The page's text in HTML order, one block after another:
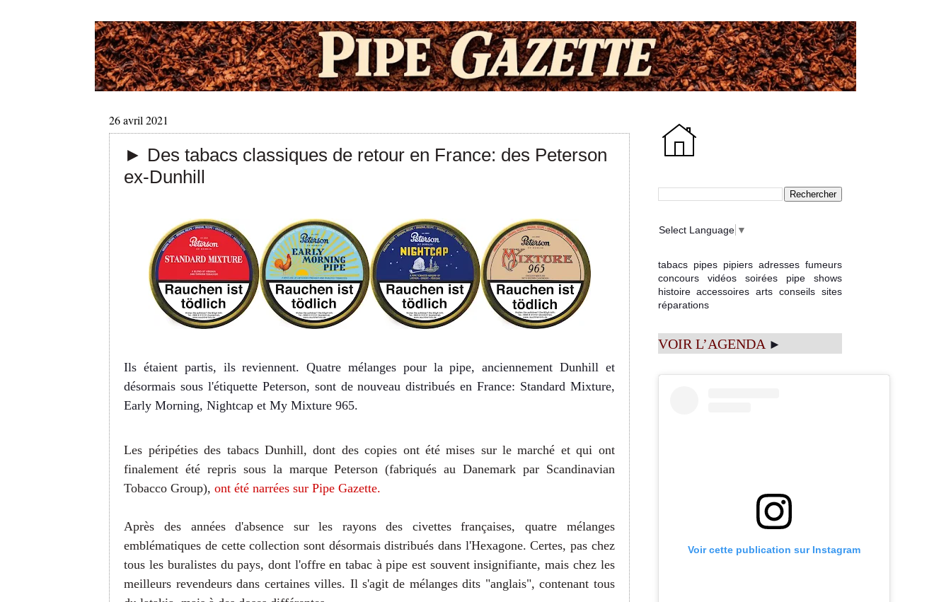
26 avril 2021
► Des tabacs classiques de retour en France: des Peterson
ex-Dunhill
Ils étaient partis, ils reviennent. Quatre mélanges pour la pipe, anciennement Dunhill et
désormais sous l'étiquette Peterson, sont de nouveau distribués en France: Standard Mixture,
Early Morning, Nightcap et My Mixture 965.
Les péripéties des tabacs Dunhill, dont des copies ont été mises sur le marché et qui ont
finalement été repris sous la marque Peterson (fabriqués au Danemark par Scandinavian
Tobacco Group),ont été narrées sur Pipe Gazette.
Après des années d'absence sur les rayons des civettes françaises, quatre mélanges
emblématiques de cette collection sont désormais distribués dans l'Hexagone. Certes, pas chez
tous les buralistes du pays, dont l'offre en tabac à pipe est souvent insignifiante, mais chez les
meilleurs revendeurs dans certaines villes. Il s'agit de mélanges dits "anglais", contenant tous
Select Language ▼
tabacs pipes pipiers adresses fumeurs
concours
vidéos soirées
pipe shows
histoire accessoires arts conseils sites
réparations
VOIR L’AGENDA ►
Voir cette publication sur Instagram